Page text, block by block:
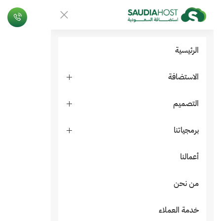
الرئيسية
الاستضافة
التصميم
برمجياتنا
أعمالنا
من نحن
خدمة العملاء